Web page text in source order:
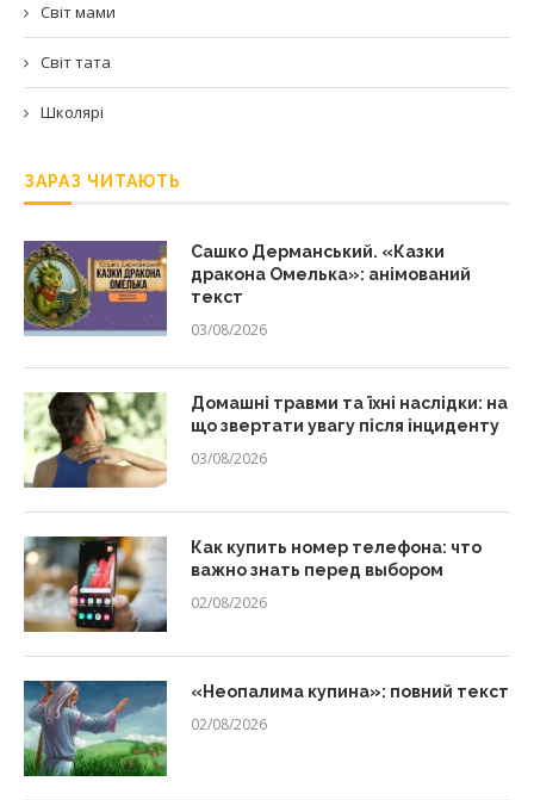
Світ мами
Світ тата
Школярі
ЗАРАЗ ЧИТАЮТЬ
Сашко Дерманський. «Казки
дракона Омелька»: анімований
текст
03/08/2026
Домашні травми та їхні наслідки: на
що звертати увагу після інциденту
03/08/2026
Как купить номер телефона: что
важно знать перед выбором
02/08/2026
«Неопалима купина»: повний текст
02/08/2026